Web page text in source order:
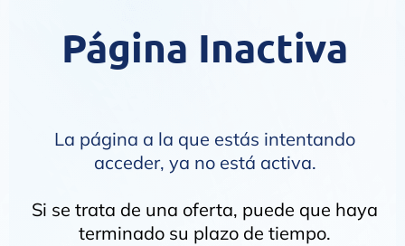
Página Inactiva
La página a la que estás intentando
acceder, ya no está activa.
Si se trata de una oferta, puede que haya
terminado su plazo de tiempo.